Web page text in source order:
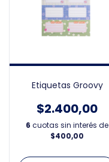
Etiquetas Groovy
$2.400,00
6 cuotas sin interés de
$400,00